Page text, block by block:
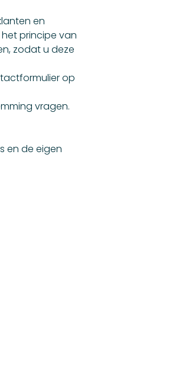
en
principe van
zodat u deze
op
vragen.
en de eigen